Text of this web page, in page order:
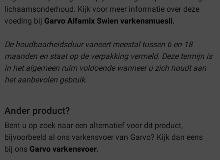
lichaamsonderhoud. Kijk voor meer informatie over deze
voeding bij Garvo Alfamix Swien varkensmuesli.
De houdbaarheidsduur varieert meestal tussen 6 en 18
maanden en staat op de verpakking vermeld. Deze termijn is
in het algemeen ruim voldoende wanneer u zich houdt aan
het aanbevolen gebruik.
Ander product?
Bent u op zoek naar een alternatief voor dit product,
bijvoorbeeld al ons varkensvoer van Garvo? Kijk dan eens
bij ons Garvo varkensvoer.